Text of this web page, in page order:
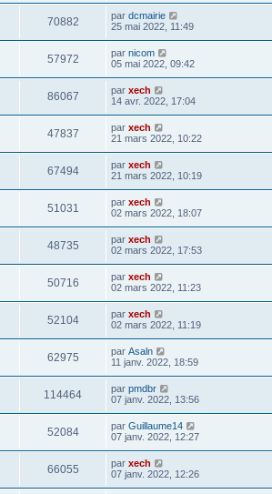
70882 par dcmairie
25 mai 2022, 11:49
57972 par nicom
05 mai 2022, 09:42
86067 par xech
14 avr. 2022, 17:04
47837 par xech
21 mars 2022, 10:22
67494 par xech
21 mars 2022, 10:19
51031 par xech
02 mars 2022, 18:07
48735 par xech
02 mars 2022, 17:53
50716 par xech
02 mars 2022, 11:23
52104 par xech
02 mars 2022, 11:19
62975 par Asaln
11 janv. 2022, 18:59
114464 par pmdbr
07 janv. 2022, 13:56
52084 par Guillaume14
07 janv. 2022, 12:27
66055 par xech
07 janv. 2022, 12:26